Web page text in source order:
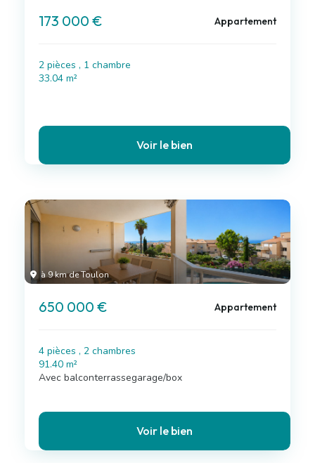
173 000 € Appartement
2 pièces , 1 chambre
33.04 m²
Voir le bien
à 9 km de Toulon
650 000 € Appartement
4 pièces , 2 chambres
91.40 m²
Avec balconterrassegarage/box
Voir le bien